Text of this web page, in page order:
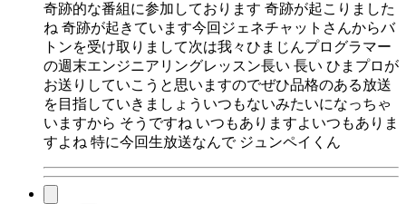
奇跡的な番組に参加しております 奇跡が起こりました
ね 奇跡が起きています今回ジェネチャットさんからバ
トンを受け取りまして次は我々ひまじんプログラマー
の週末エンジニアリングレッスン長い 長い ひまプロが
お送りしていこうと思いますのでぜひ品格のある放送
を目指していきましょういつもないみたいになっちゃ
いますから そうですね いつもありますよいつもありま
すよね 特に今回生放送なんで ジュンペイくん